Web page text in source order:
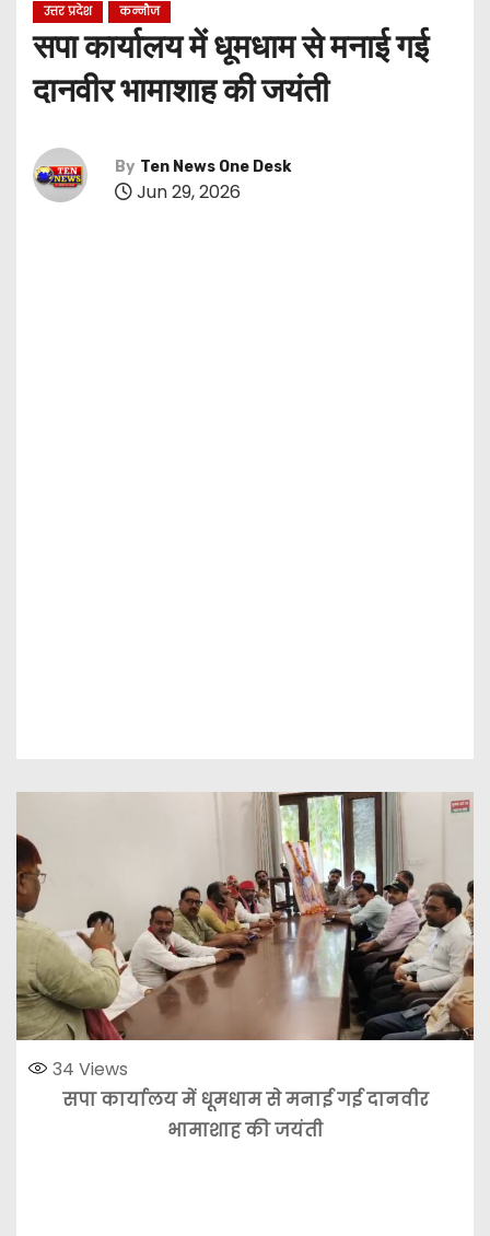
उत्तर प्रदेश कन्नौज
सपा कार्यालय में धूमधाम से मनाई गई
दानवीर भामाशाह की जयंती
By Ten News One Desk
Jun 29, 2026
34 Views
सपा कार्यालय में धूमधाम से मनाई गई दानवीर
भामाशाह की जयंती